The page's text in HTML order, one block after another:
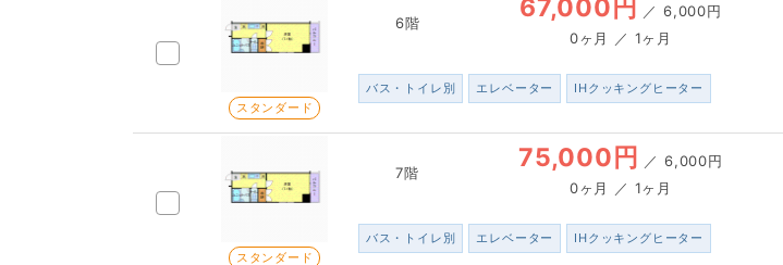
スタンダード
6階 67,000円 ／6,000円
0ヶ月 ／ 1ヶ月
バス・トイレ別 エレベーター IHクッキングヒーター
スタンダード
7階 75,000円 ／6,000円
0ヶ月 ／ 1ヶ月
バス・トイレ別 エレベーター IHクッキングヒーター